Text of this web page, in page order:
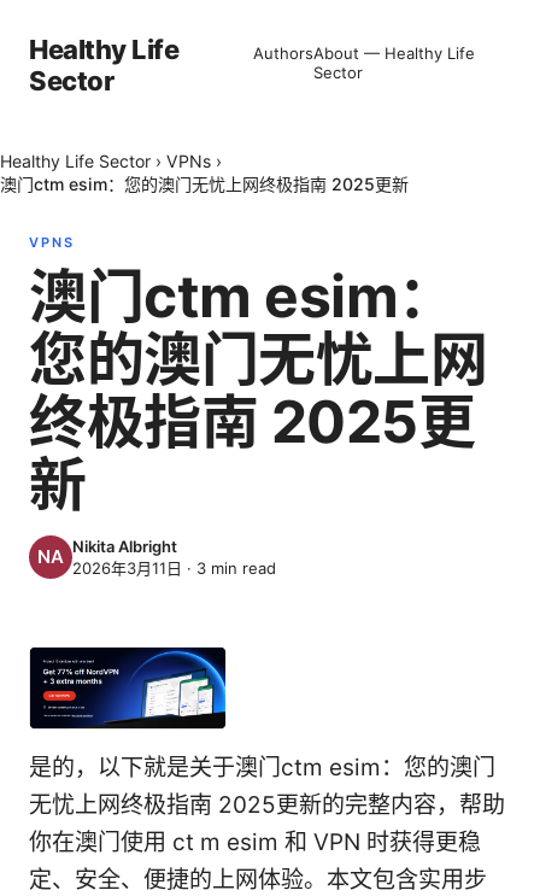
Healthy Life
Sector
AuthorsAbout — Healthy Life
Sector
Healthy Life Sector › VPNs ›
澳门ctm esim：您的澳门无忧上网终极指南 2025更新
VPNS
澳门ctm esim：
您的澳门无忧上网
终极指南 2025更
新
Nikita Albright
2026年3月11日 · 3 min read
是的，以下就是关于澳门ctm esim：您的澳门
无忧上网终极指南 2025更新的完整内容，帮助
你在澳门使用 ct m esim 和 VPN 时获得更稳
定、安全、便捷的上网体验。本文包含实用步